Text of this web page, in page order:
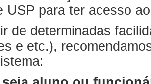
USP para ter acesso
de determinadas
e etc.),